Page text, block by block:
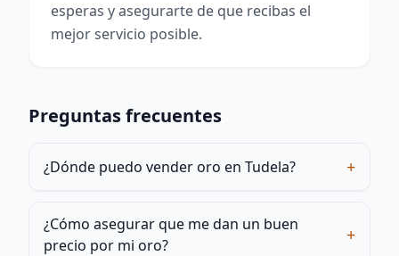
esperas y asegurarte de que recibas el
mejor servicio posible.
Preguntas frecuentes
¿Dónde puedo vender oro en Tudela? +
¿Cómo asegurar que me dan un buen
precio por mi oro?
+